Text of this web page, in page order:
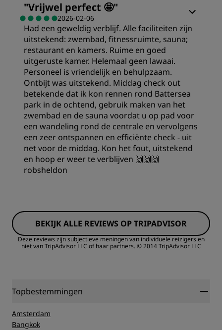
Service
Prijs/kwaliteit
Slaapkwaliteit
Locatie
Hygiëne
Service
"Vrijwel perfect 🤩"
2026-02-06
Had een geweldig verblijf. Alle faciliteiten zijn
uitstekend: zwembad, fitnessruimte, sauna;
restaurant en kamers. Ruime en goed
uitgeruste kamer. Helemaal geen lawaai.
Personeel is vriendelijk en behulpzaam.
Ontbijt was uitstekend. Middag check out
betekende dat ik kon rennen rond Battersea
park in de ochtend, gebruik maken van het
zwembad en de sauna voordat u op pad voor
een wandeling rond de centrale en vervolgens
een zeer ontspannen en efficiënte check - uit
net voor de middag. Kon het fout, uitstekend
en hoop er weer te verblijven 🙌🙌🙌
robsheldon
BEKIJK ALLE REVIEWS OP TRIPADVISOR
Deze reviews zijn subjectieve meningen van individuele reizigers en
niet van TripAdvisor LLC of haar partners. © 2014 TripAdvisor LLC
Topbestemmingen
Amsterdam
Bangkok